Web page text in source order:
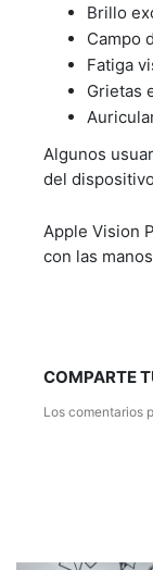
Brillo
Campo
Fatiga
Grietas
Algunos
del
Apple Vision
con las
COMPARTE
Los comentarios